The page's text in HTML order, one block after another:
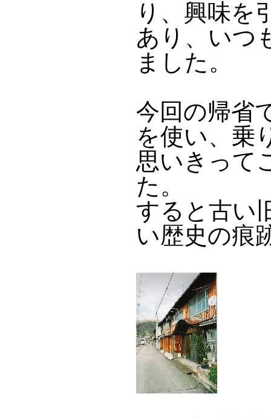
り、興味を
あり、いつ
ました。
今回の帰省
を使い、乗
思いきって
た。
すると古い
い歴史の痕